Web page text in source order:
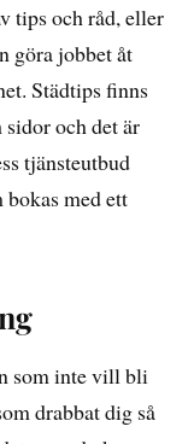
tips och råd, eller
göra jobbet åt
Städtips finns
och det är
tjänsteutbud
bokas med ett
som inte vill bli
drabbat dig så